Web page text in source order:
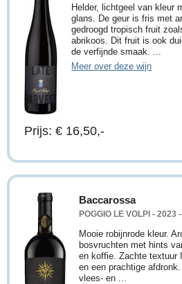
Helder, lichtgeel van kleur
glans. De geur is fris met
gedroogd tropisch fruit
abrikoos. Dit fruit is ook
de verfijnde smaak. ...
Meer over deze wijn
Prijs: € 16,50,-
Baccarossa
POGGIO LE VOLPI - 2023
Mooie robijnrode kleur.
bosvruchten met hints
en koffie. Zachte textuur
en een prachtige
vlees- en ...